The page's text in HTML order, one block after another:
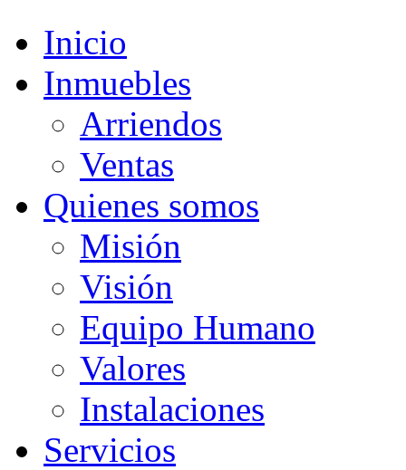
Inicio
Inmuebles
Arriendos
Ventas
Quienes somos
Misión
Visión
Equipo Humano
Valores
Instalaciones
Servicios